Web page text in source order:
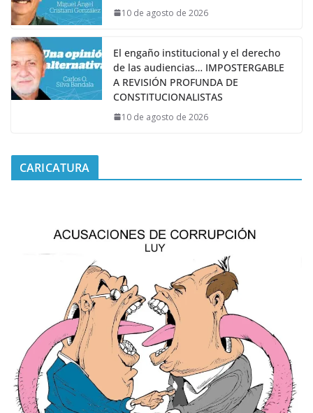
10 de agosto de 2026
El engaño institucional y el derecho
de las audiencias… IMPOSTERGABLE
A REVISIÓN PROFUNDA DE
CONSTITUCIONALISTAS
10 de agosto de 2026
CARICATURA